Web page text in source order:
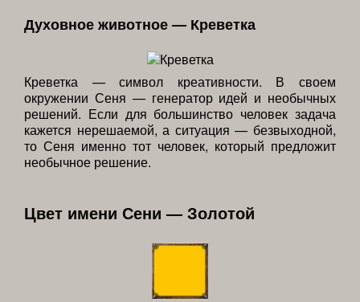
Духовное животное — Креветка
Креветка — символ креативности. В своем
окружении Сеня — генератор идей и необычных
решений. Если для большинство человек задача
кажется нерешаемой, а ситуация — безвыходной,
то Сеня именно тот человек, который предложит
необычное решение.
Цвет имени Сени — Золотой